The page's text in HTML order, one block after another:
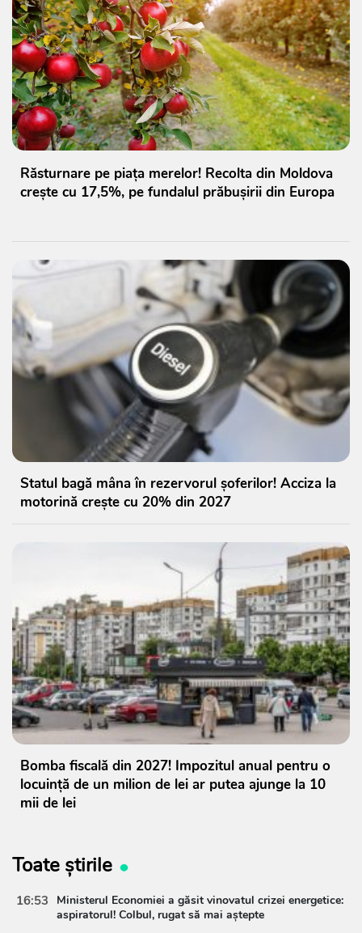
Răsturnare pe piața merelor! Recolta din Moldova
crește cu 17,5%, pe fundalul prăbușirii din Europa
Statul bagă mâna în rezervorul șoferilor! Acciza la
motorină crește cu 20% din 2027
Bomba fiscală din 2027! Impozitul anual pentru o
locuință de un milion de lei ar putea ajunge la 10
mii de lei
Toate știrile
16:53
Ministerul Economiei a găsit vinovatul crizei energetice:
aspiratorul! Colbul, rugat să mai aștepte